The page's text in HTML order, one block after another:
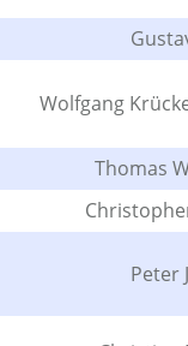
Wolfgang
Thomas
Peter